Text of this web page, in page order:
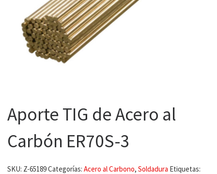
Aporte TIG de Acero al
Carbón ER70S-3
SKU: Z-65189Categorías: Acero al Carbono, Soldadura Etiquetas: